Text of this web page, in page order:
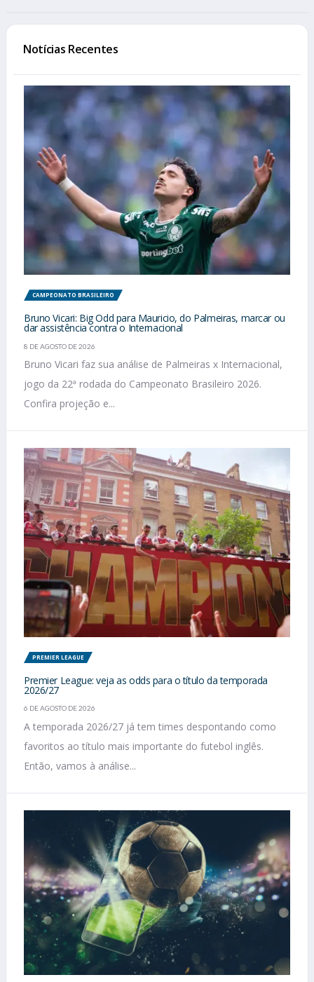
Notícias Recentes
CAMPEONATO BRASILEIRO
Bruno Vicari: Big Odd para Mauricio, do Palmeiras, marcar ou
dar assistência contra o Internacional
8 DE AGOSTO DE 2026
Bruno Vicari faz sua análise de Palmeiras x Internacional,
jogo da 22ª rodada do Campeonato Brasileiro 2026.
Confira projeção e...
PREMIER LEAGUE
Premier League: veja as odds para o título da temporada
2026/27
6 DE AGOSTO DE 2026
A temporada 2026/27 já tem times despontando como
favoritos ao título mais importante do futebol inglês.
Então, vamos à análise...